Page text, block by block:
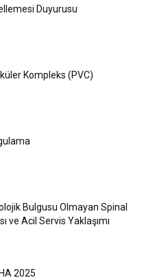
Duyurusu
Kompleks (PVC)
Bulgusu Olmayan Spinal
ve Acil Servis Yaklaşımı
2025